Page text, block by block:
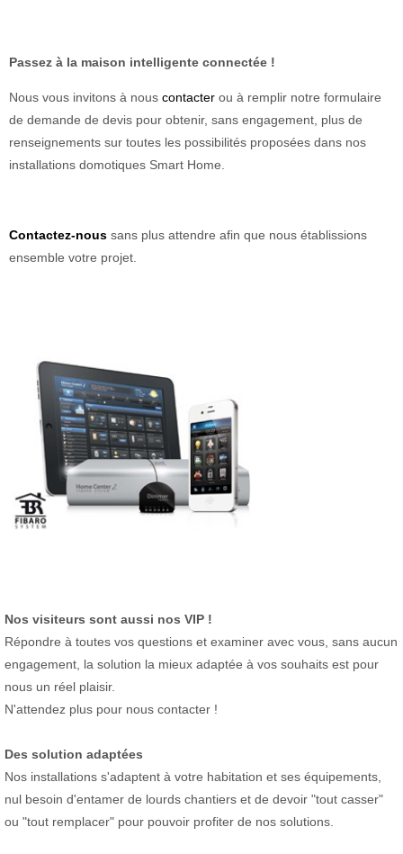
Passez à la maison intelligente connectée !
Nous vous invitons à nous contacter ou à remplir notre formulaire
de demande de devis pour obtenir, sans engagement, plus de
renseignements sur toutes les possibilités proposées dans nos
installations domotiques Smart Home.
Contactez-nous sans plus attendre afin que nous établissions
ensemble votre projet.
Nos visiteurs sont aussi nos VIP !
Répondre à toutes vos questions et examiner avec vous, sans aucun
engagement, la solution la mieux adaptée à vos souhaits est pour
nous un réel plaisir.
N'attendez plus pour nous contacter !
Des solution adaptées
Nos installations s'adaptent à votre habitation et ses équipements,
nul besoin d'entamer de lourds chantiers et de devoir "tout casser"
ou "tout remplacer" pour pouvoir profiter de nos solutions.